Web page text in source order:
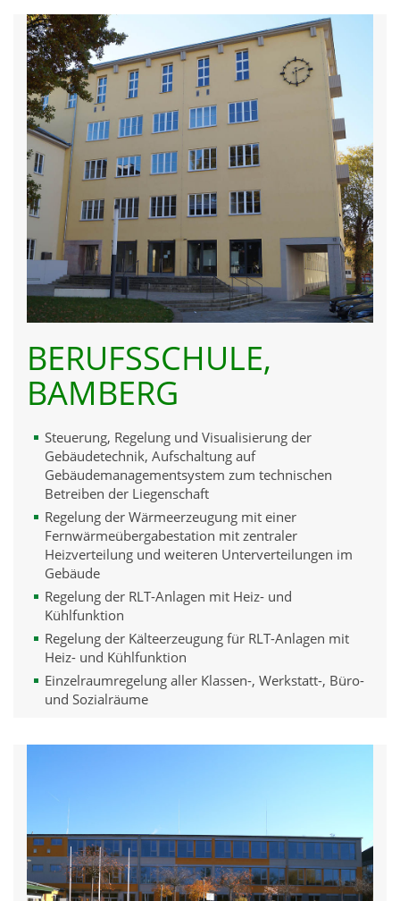
BERUFSSCHULE,
BAMBERG
Steuerung, Regelung und Visualisierung der
Gebäudetechnik, Aufschaltung auf
Gebäudemanagementsystem zum technischen
Betreiben der Liegenschaft
Regelung der Wärmeerzeugung mit einer
Fernwärmeübergabestation mit zentraler
Heizverteilung und weiteren Unterverteilungen im
Gebäude
Regelung der RLT-Anlagen mit Heiz- und
Kühlfunktion
Regelung der Kälteerzeugung für RLT-Anlagen mit
Heiz- und Kühlfunktion
Einzelraumregelung aller Klassen-, Werkstatt-, Büro-
und Sozialräume